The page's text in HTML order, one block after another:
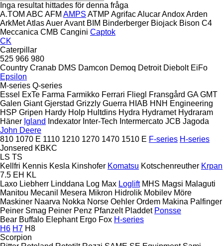
Inga resultat hittades för denna fråga
A.TOM ABC AFM AMPS ATMP AgrifacAlucarAndoxArden
ArkMetAtlasAuerAvant BIM Binderberger Biojack Bison C4
Meccanica CMB Cangini Captok
CK
Caterpillar
525 966 980
Country Cranab DMS Damcon Demoq Detroit Diebolt EiFo
Epsilon
M-series Q-series
Essel ExTe Farma Farmikko Ferrari Fliegl Fransgård GA GMT
Galen Giant Gjerstad Grizzly Guerra HIAB HNH Engineering
HSP Gripen Hardy Holp Hultdins Hydra Hydramet Hydraram
Häner Igland Indexator Inter-Tech Intermercato JCB Jagoda
John Deere
810 1070 E 1110 1210 1270 1470 1510 E F-series H-series
Jonsered KBKC
LS TS
Kellfri Kennis Kesla Kinshofer Komatsu Kotschenreuther Krpan
7.5 EH KL
Laxo Liebherr Linddana Log Max Loglift MHS Magsi Malaguti
Manitou Mecanil Mesera Mikron Hidrolik Mobilev Möre
Maskiner Naarva Nokka Norse Oehler Ordem Makina Palfinger
Peiner Smag Peiner Penz Pfanzelt Pladdet Ponsse
Bear Buffalo Elephant Ergo Fox H-series
H6 H7 H8
Scorpion